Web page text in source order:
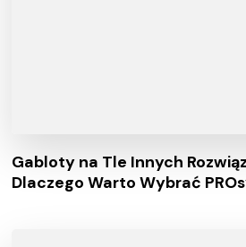
Gabloty na Tle Innych
Dlaczego Warto Wybrać